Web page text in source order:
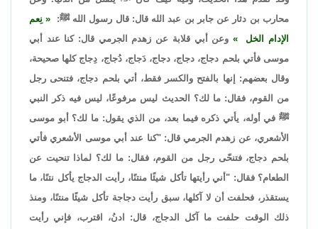
محارب بن دثار عن جابر بن عبد الله قال: قال رسول الله ﷺ:
نِعم
الإدام الخل
وعن أبي قلابة عن زهدم الجرمي قال: كنا عند أبي
موسى فأتي بلحم دجاج، دجاج، دجاج، دَجاج، دُجاج، دِجاج كلها صحيحة،
وقال بعضهم: إنها بالفتح والكسر فقط، أتي بلحم دجاج، فتنحى رجل
من القوم، فقال: ما لك؟ الحديث ليس مرفوعًا، ليس فيه ذكر النبي
ﷺ في أوله، يأتي ذكره فيما بعد، من الذي يقول: ما لك؟ أبو موسى
الأشعري، عن زهدم الجرمي قال: "كنا عند أبي موسى الأشعري فأتي
بلحم دجاج، فتنحّى رجل من القوم، فقال: ما لك؟ لماذا تنحيت عن
الطعام؟ فقال: "أني رأيتها تأكل شيئًا منتنًا، رأيت الدجاج يأكل نتنًا، ما
يستقذر، فحلفت أن لا آكلها، سبق رأيت دجاجة تأكل شيئًا منتنًا، ومنذ
ذلك الوقت حلفت ما آكل الدجاج، قال: ادنُ، اقترب، فإني رأيت